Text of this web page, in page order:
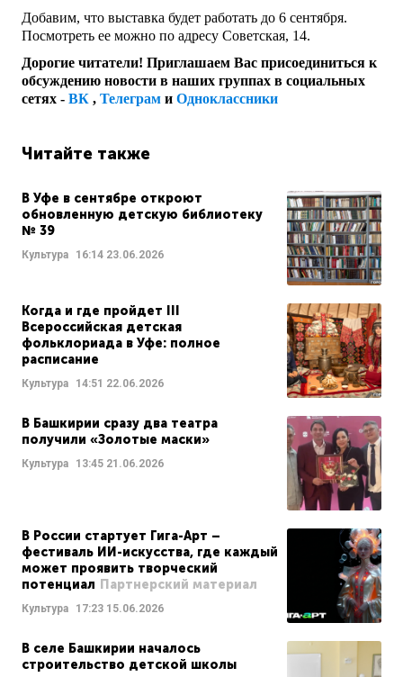
Добавим, что выставка будет работать до 6 сентября.
Посмотреть ее можно по адресу Советская, 14.
Дорогие читатели! Приглашаем Вас присоединиться к
обсуждению новости в наших группах в социальных
сетях - ВК , Телеграм и Одноклассники
Читайте также
В Уфе в сентябре откроют
обновленную детскую библиотеку
№ 39
Культура 16:14 23.06.2026
Когда и где пройдет III
Всероссийская детская
фольклориада в Уфе: полное
расписание
Культура 14:51 22.06.2026
В Башкирии сразу два театра
получили «Золотые маски»
Культура 13:45 21.06.2026
В России стартует Гига-Арт –
фестиваль ИИ-искусства, где каждый
может проявить творческий
потенциал Партнерский материал
Культура 17:23 15.06.2026
В селе Башкирии началось
строительство детской школы